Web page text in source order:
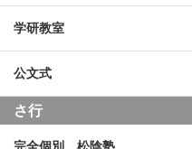
学研教室
公文式
さ行